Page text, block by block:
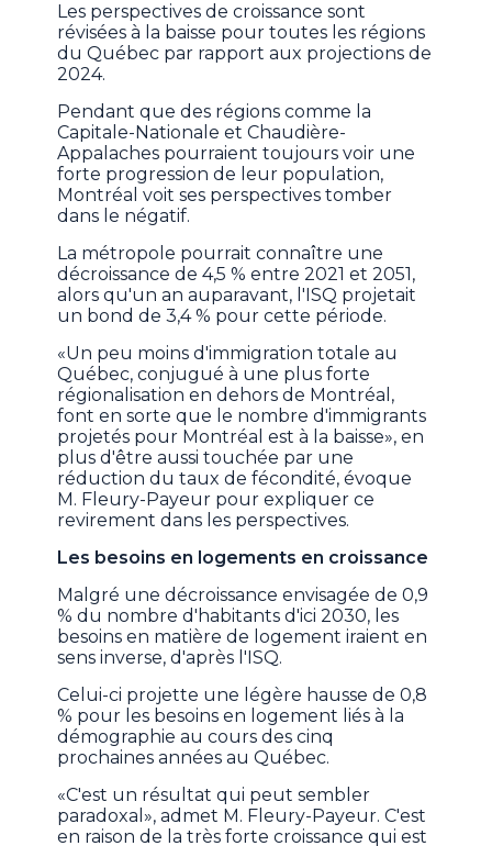
Les perspectives de croissance sont
révisées à la baisse pour toutes les régions
du Québec par rapport aux projections de
2024.
Pendant que des régions comme la
Capitale-Nationale et Chaudière-
Appalaches pourraient toujours voir une
forte progression de leur population,
Montréal voit ses perspectives tomber
dans le négatif.
La métropole pourrait connaître une
décroissance de 4,5 % entre 2021 et 2051,
alors qu'un an auparavant, l'ISQ projetait
un bond de 3,4 % pour cette période.
«Un peu moins d'immigration totale au
Québec, conjugué à une plus forte
régionalisation en dehors de Montréal,
font en sorte que le nombre d'immigrants
projetés pour Montréal est à la baisse», en
plus d'être aussi touchée par une
réduction du taux de fécondité, évoque
M. Fleury-Payeur pour expliquer ce
revirement dans les perspectives.
Les besoins en logements en croissance
Malgré une décroissance envisagée de 0,9
% du nombre d'habitants d'ici 2030, les
besoins en matière de logement iraient en
sens inverse, d'après l'ISQ.
Celui-ci projette une légère hausse de 0,8
% pour les besoins en logement liés à la
démographie au cours des cinq
prochaines années au Québec.
«C'est un résultat qui peut sembler
paradoxal», admet M. Fleury-Payeur. C'est
en raison de la très forte croissance qui est